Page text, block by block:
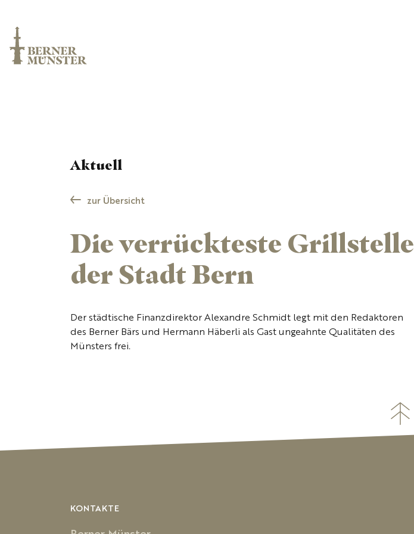
Aktuell
zur Übersicht
Die verrückteste Grillstelle
der Stadt Bern
Der städtische Finanzdirektor Alexandre Schmidt legt mit den Redaktoren
des Berner Bärs und Hermann Häberli als Gast ungeahnte Qualitäten des
Münsters frei.
KONTAKTE